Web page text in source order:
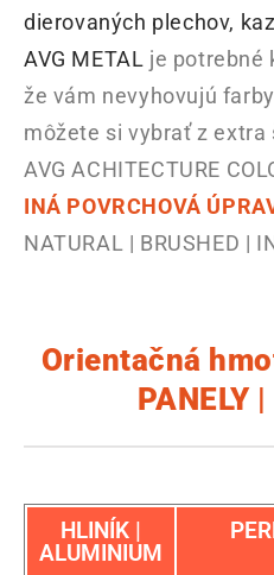
dierovaných plechov,
AVG METAL je potrebné
že vám nevyhovujú
môžete si vybrať z
AVG ACHITECTURE
INÁ POVRCHOVÁ
NATURAL | BRUSHED |
Orientačná
PANELY
HLINÍK |
ALUMINIUM